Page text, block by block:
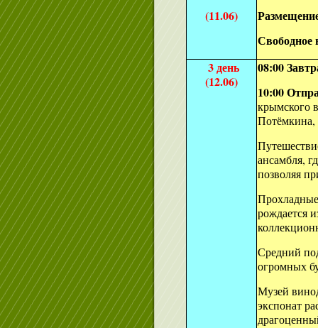
(11.06)
Свободное
3 день
(12.06)
08:00
10:00
крымского
Потёмкина,
ансамбля,
позволяя
рождается
Средний
огромных
Музей
экспонат